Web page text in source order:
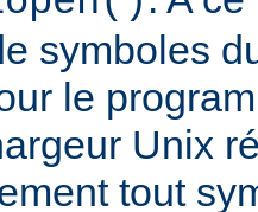
symboles
le
Unix
tout